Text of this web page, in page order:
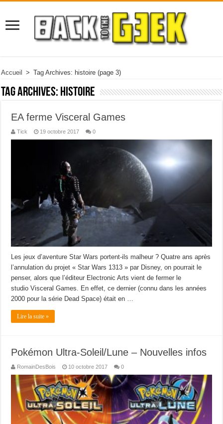
Accueil > Tag Archives: histoire (page 3)
Tag Archives: histoire
EA ferme Visceral Games
Tick 19 octobre 2017 0
Les jeux d’aventure Star Wars portent-ils malheur ? Quatre ans après
l’annulation du projet « Star Wars 1313 » par Disney, on pourrait le
penser, alors que l’éditeur Electronic Arts vient de fermer le
studio Visceral Games. En effet, ce dernier (connu dans les années
2000 pour la série Dead Space) était en …
Lire la suite »
Pokémon Ultra-Soleil/Lune – Nouvelles infos
RomainDesBois 10 octobre 2017 0